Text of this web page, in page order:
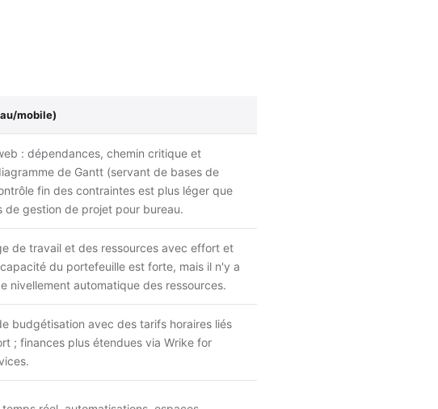
mobile)
: dépendances, chemin critique et
de Gantt (servant de bases de
fin des contraintes est plus léger que
de gestion de projet pour bureau.
de travail et des ressources avec effort et
du portefeuille est forte, mais il n'y a
nivellement automatique des ressources.
budgétisation avec des tarifs horaires liés
; finances plus étendues via Wrike for